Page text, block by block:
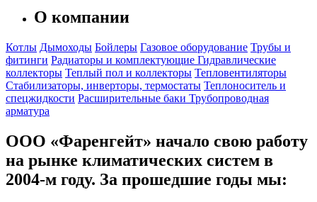
О компании
Котлы Дымоходы Бойлеры Газовое оборудование Трубы и
фитинги Радиаторы и комплектующие Гидравлические
коллекторы Теплый пол и коллекторы Тепловентиляторы
Стабилизаторы, инверторы, термостаты Теплоноситель и
спецжидкости Расширительные баки Трубопроводная
арматура
ООО «Фаренгейт» начало свою работу
на рынке климатических систем в
2004-м году. За прошедшие годы мы: